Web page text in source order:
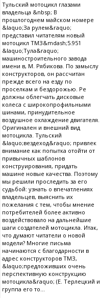
Тульский мотоцикл глазами
владельца &nbsp; В
прошлогоднем майском номере
&laquo;За рулем&raquo;
представил читателям новый
мотоцикл ТМЗ&mdash;5.951
&laquo;Тула&raquo;
машиностроительного завода
имени в, М. Рябикова. По замыслу
конструкторов, он рассчитан
прежде всего на езду по
проселкам и бездорожью. Ре
должны облегчать дисковые
колеса с широкопрофильными
шинами, принудительное
воздушное охлаждение двигателя.
Оригинален и внешний вид
мотоцикла. Тульский
&laquo;вездеход&raquo; привлек
внимание как попытка отойти от
привычных шаблонов
конструирования, придать
машине новые качества. Поэтому
мы решили проследить за его
судьбой: узнать о впечатлениях
владельцев, выяснить их
пожелания с тем, чтобы мнение
потребителей более активно
воздействовало на дальнейшие
шаги создателей мотоцикла. Итак,
что думают читатели о новой
модели? Многие письма
начинаются с благодарности в
адрес конструкторов ТМЗ,
&laquo;предложивших очень
перспективную конструкцию
мотоцикла&raquo; (Е. Терлецкий и
группа его то...